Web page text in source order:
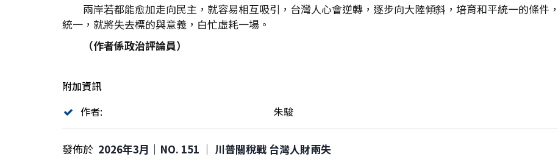
兩岸若都能愈加走向民主，就容易相互吸引，台灣人心會逆轉，逐步向大陸傾斜，培育和平統一的條件
統一，就將失去標的與意義，白忙虛耗一場。
（作者係政治評論員）
附加資訊
作者:
朱駿
發佈於 2026年3月｜NO. 151 │ 川普關稅戰 台灣人財兩失